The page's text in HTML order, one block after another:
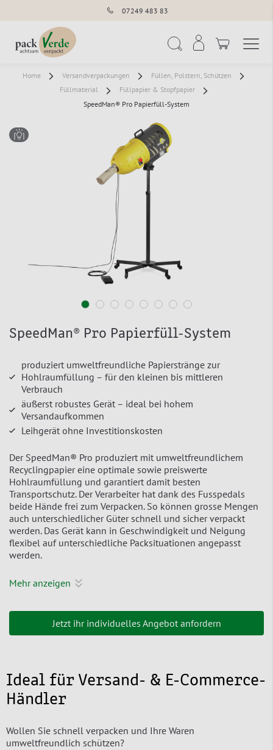
07249 483 83
Home Versandverpackungen
Füllen, Polstern, Schützen
Füllmaterial
Füllpapier & Stopfpapier
SpeedMan® Pro Papierfüll-System
SpeedMan® Pro Papierfüll-System
produziert umweltfreundliche Papierstränge zur
Hohlraumfüllung – für den kleinen bis mittleren
Verbrauch
äußerst robustes Gerät – ideal bei hohem
Versandaufkommen
Leihgerät ohne Investitionskosten
Der SpeedMan® Pro produziert mit umweltfreundlichem
Recyclingpapier eine optimale sowie preiswerte
Hohlraumfüllung und garantiert damit besten
Transportschutz. Der Verarbeiter hat dank des Fusspedals
beide Hände frei zum Verpacken. So können grosse Mengen
auch unterschiedlicher Güter schnell und sicher verpackt
werden. Das Gerät kann in Geschwindigkeit und Neigung
flexibel auf unterschiedliche Packsituationen angepasst
werden.
Mehr anzeigen
Jetzt ihr individuelles Angebot anfordern
Ideal für Versand- & E-Commerce-
Händler
Wollen Sie schnell verpacken und Ihre Waren
umweltfreundlich schützen?